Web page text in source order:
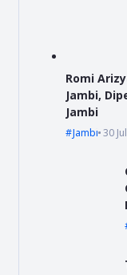
Romi
Jambi,
Jambi
Jambi 30